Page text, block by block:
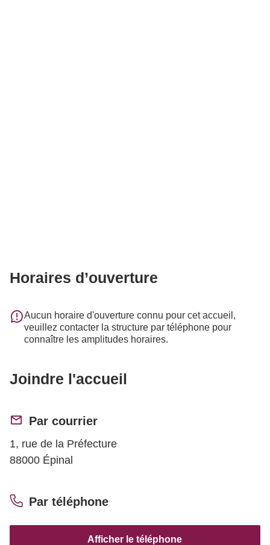
Horaires d’ouverture
Aucun horaire d'ouverture connu pour cet accueil,
veuillez contacter la structure par téléphone pour
connaître les amplitudes horaires.
Joindre l'accueil
Par courrier
1, rue de la Préfecture
88000 Épinal
Par téléphone
Afficher le téléphone